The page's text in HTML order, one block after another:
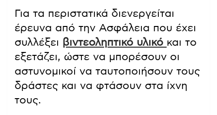
Για τα περιστατικά διενεργείται
έρευνα από την Ασφάλεια που έχει
συλλέξει βιντεοληπτικό υλικό και το
εξετάζει, ώστε να μπορέσουν οι
αστυνομικοί να ταυτοποιήσουν τους
δράστες και να φτάσουν στα ίχνη
τους.